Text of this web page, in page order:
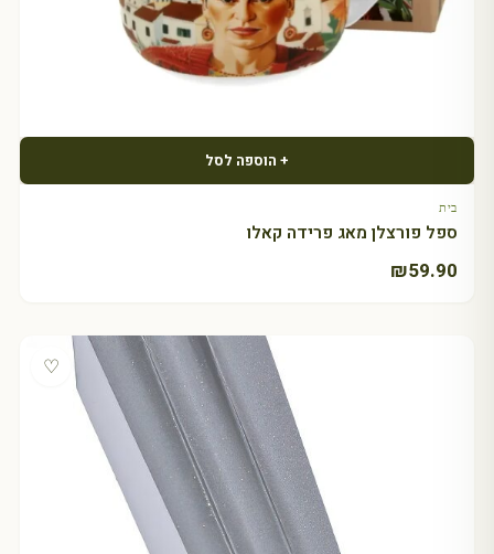
+ הוספה לסל
בית
ספל פורצלן מאג פרידה קאלו
₪59.90
♡